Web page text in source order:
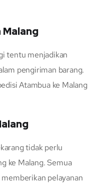
tentu menjadikan
pengiriman barang.
Atambua ke Malang
tidak perlu
ke Malang. Semua
pelayanan